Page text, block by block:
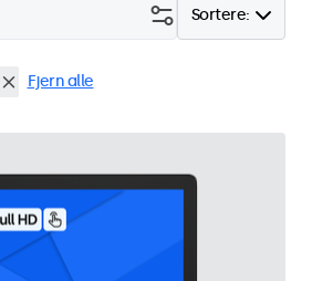
Sortere:
Fjern alle